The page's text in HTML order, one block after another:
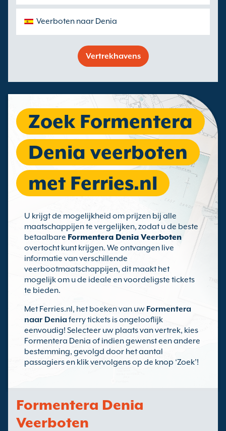
Veerboten naar Denia
Vertrekhavens
Zoek Formentera
Denia veerboten
met Ferries.nl
U krijgt de mogelijkheid om prijzen bij alle
maatschappijen te vergelijken, zodat u de beste
betaalbare Formentera Denia Veerboten
overtocht kunt krijgen. We ontvangen live
informatie van verschillende
veerbootmaatschappijen, dit maakt het
mogelijk om u de ideale en voordeligste tickets
te bieden.
Met Ferries.nl, het boeken van uw Formentera
naar Deniaferry tickets is ongelooflijk
eenvoudig! Selecteer uw plaats van vertrek, kies
Formentera Denia of indien gewenst een andere
bestemming, gevolgd door het aantal
passagiers en klik vervolgens op de knop ‘Zoek’!
Formentera Denia
Veerboten